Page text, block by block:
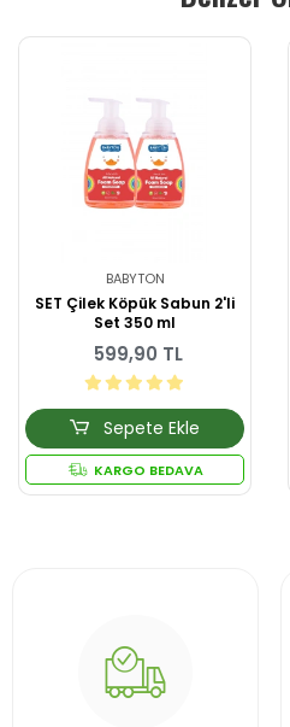
BABYTON
SET Çilek Köpük Sabun 2'li
Set 350 ml
599,90 TL
Sepete Ekle
KARGO BEDAVA